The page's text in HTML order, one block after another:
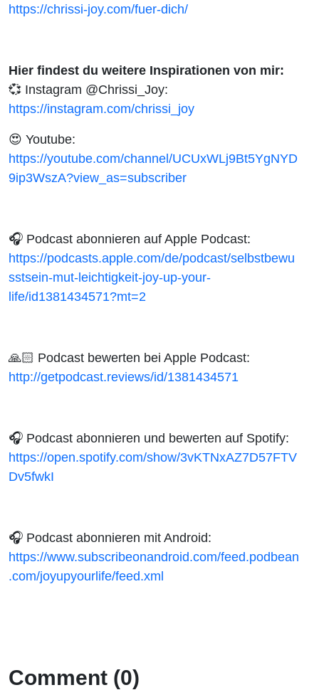
https://chrissi-joy.com/fuer-dich/
Hier findest du weitere Inspirationen von mir:
💞 Instagram @Chrissi_Joy:
https://instagram.com/chrissi_joy
😍 Youtube:
https://youtube.com/channel/UCUxWLj9Bt5YgNYD
9ip3WszA?view_as=subscriber
🎧 Podcast abonnieren auf Apple Podcast:
https://podcasts.apple.com/de/podcast/selbstbewu
sstsein-mut-leichtigkeit-joy-up-your-
life/id1381434571?mt=2
🙏🏻 Podcast bewerten bei Apple Podcast:
http://getpodcast.reviews/id/1381434571
🎧 Podcast abonnieren und bewerten auf Spotify:
https://open.spotify.com/show/3vKTNxAZ7D57FTV
Dv5fwkI
🎧 Podcast abonnieren mit Android:
https://www.subscribeonandroid.com/feed.podbean
.com/joyupyourlife/feed.xml
Comment (0)